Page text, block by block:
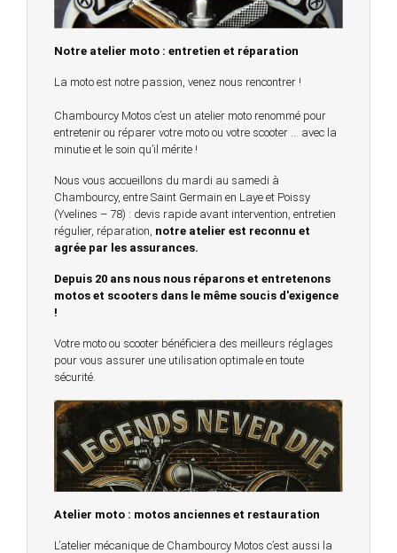
Notre atelier moto : entretien et réparation
La moto est notre passion, venez nous rencontrer !
Chambourcy Motos c’est un atelier moto renommé pour
entretenir ou réparer votre moto ou votre scooter … avec la
minutie et le soin qu’il mérite !
Nous vous accueillons du mardi au samedi à
Chambourcy, entre Saint Germain en Laye et Poissy
(Yvelines – 78) : devis rapide avant intervention, entretien
régulier, réparation, notre atelier est reconnu et
agrée par les assurances.
Depuis 20 ans nous nous réparons et entretenons
motos et scooters dans le même soucis d'exigence
!
Votre moto ou scooter bénéficiera des meilleurs réglages
pour vous assurer une utilisation optimale en toute
sécurité.
Atelier moto : motos anciennes et restauration
L’atelier mécanique de Chambourcy Motos c’est aussi la